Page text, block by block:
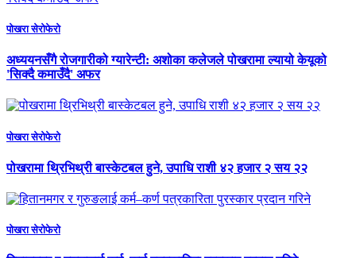
पाेखरा सेराेफेराे
अध्ययनसँगै रोजगारीको ग्यारेन्टी: अशोका कलेजले पोखरामा ल्यायो केयूको
'सिक्दै कमाउँदै' अफर
पाेखरा सेराेफेराे
पोखरामा थ्रिभिथ्री बास्केटबल हुने, उपाधि राशी ४२ हजार २ सय २२
पाेखरा सेराेफेराे